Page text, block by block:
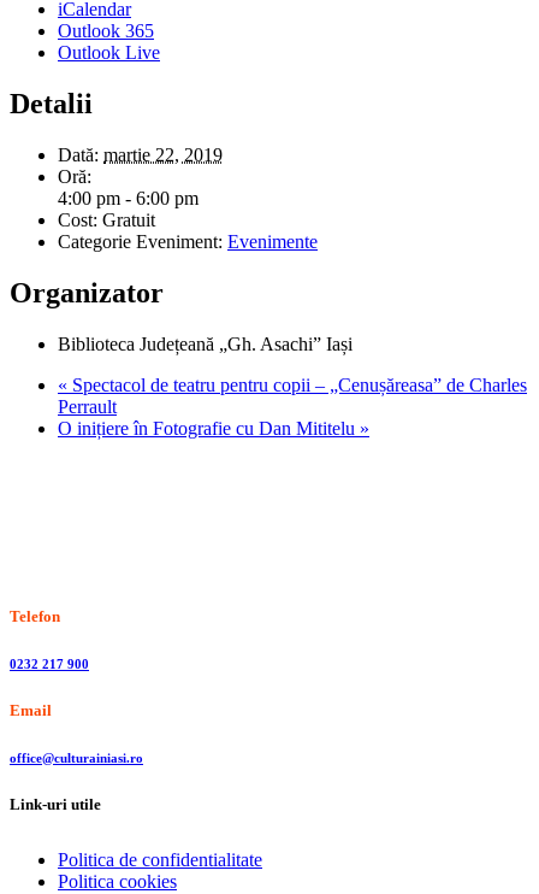
iCalendar
Outlook 365
Outlook Live
Detalii
Dată: martie 22, 2019
Oră:
4:00 pm - 6:00 pm
Cost: Gratuit
Categorie Eveniment: Evenimente
Organizator
Biblioteca Județeană „Gh. Asachi” Iași
« Spectacol de teatru pentru copii – „Cenușăreasa” de Charles
Perrault
O inițiere în Fotografie cu Dan Mititelu »
Telefon
0232 217 900
Email
office@culturainiasi.ro
Link-uri utile
Politica de confidentialitate
Politica cookies